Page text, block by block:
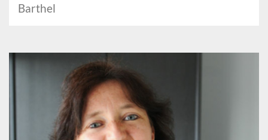
Barthel